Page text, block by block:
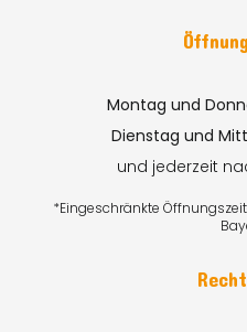
Montag und
Dienstag und
und jederzeit
*Eingeschränkte